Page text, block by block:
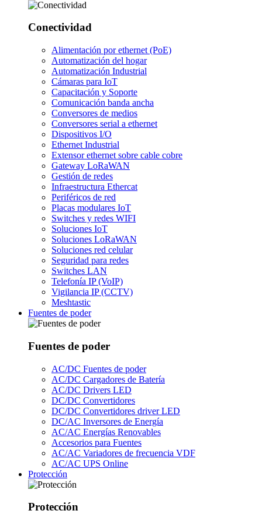
Conectividad
Alimentación por ethernet (PoE)
Automatización del hogar
Automatización Industrial
Cámaras para IoT
Capacitación y Soporte
Comunicación banda ancha
Conversores de medios
Conversores serial a ethernet
Dispositivos I/O
Ethernet Industrial
Extensor ethernet sobre cable cobre
Gateway LoRaWAN
Gestión de redes
Infraestructura Ethercat
Periféricos de red
Placas modulares IoT
Switches y redes WIFI
Soluciones IoT
Soluciones LoRaWAN
Soluciones red celular
Seguridad para redes
Switches LAN
Telefonía IP (VoIP)
Vigilancia IP (CCTV)
Meshtastic
Fuentes de poder
Fuentes de poder
AC/DC Fuentes de poder
AC/DC Cargadores de Batería
AC/DC Drivers LED
DC/DC Convertidores
DC/DC Convertidores driver LED
DC/AC Inversores de Energía
AC/AC Energías Renovables
Accesorios para Fuentes
AC/AC Variadores de frecuencia VDF
AC/AC UPS Online
Protección
Protección